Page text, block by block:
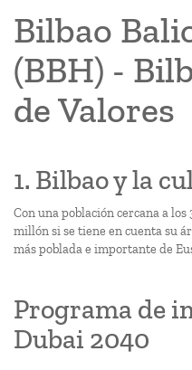
Bilbao
(BBH) -
de Valores
1. Bilbao y la
Con una población cercana a
millón si se tiene en cuenta su
más poblada e importante de
Programa de
Dubai 2040